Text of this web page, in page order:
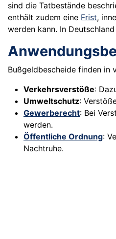
sind die Tatbestände
enthält zudem eine Frist,
werden kann. In
Bußgeldbescheide finden in
Verkehrsverstöße:
Umweltschutz:
Gewerberecht: Bei
werden.
Öffentliche Ordnung:
Nachtruhe.